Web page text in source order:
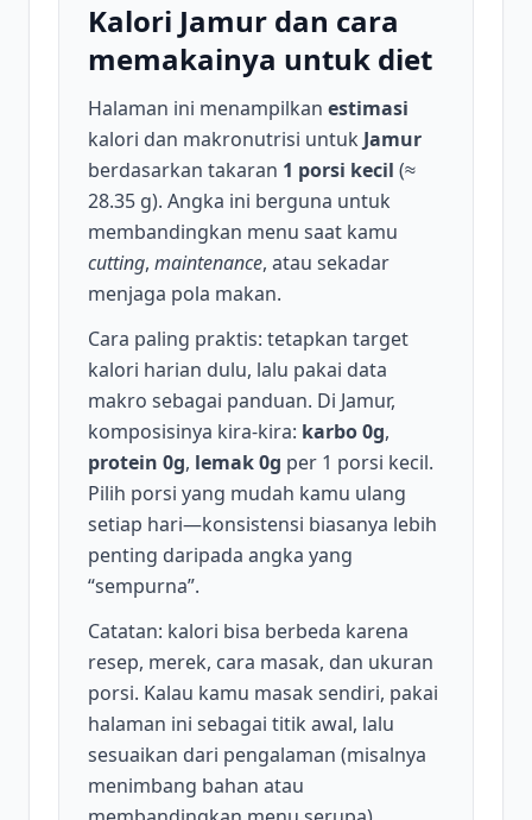
Kalori Jamur dan cara
memakainya untuk diet
Halaman ini menampilkan estimasi
kalori dan makronutrisi untuk Jamur
berdasarkan takaran 1 porsi kecil (≈
28.35 g). Angka ini berguna untuk
membandingkan menu saat kamu
cutting, maintenance, atau sekadar
menjaga pola makan.
Cara paling praktis: tetapkan target
kalori harian dulu, lalu pakai data
makro sebagai panduan. Di Jamur,
komposisinya kira-kira: karbo 0g,
protein 0g, lemak 0g per 1 porsi kecil.
Pilih porsi yang mudah kamu ulang
setiap hari—konsistensi biasanya lebih
penting daripada angka yang
“sempurna”.
Catatan: kalori bisa berbeda karena
resep, merek, cara masak, dan ukuran
porsi. Kalau kamu masak sendiri, pakai
halaman ini sebagai titik awal, lalu
sesuaikan dari pengalaman (misalnya
menimbang bahan atau